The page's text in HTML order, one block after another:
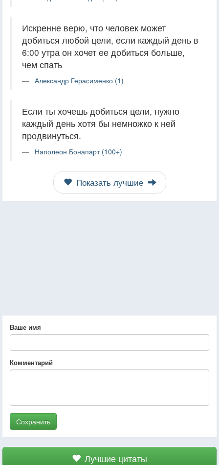
Искренне верю, что человек может
добиться любой цели, если каждый день в
6:00 утра он хочет ее добиться больше,
чем спать
Александр Герасименко (1)
Если ты хочешь добиться цели, нужно
каждый день хотя бы немножко к ней
продвинуться.
Наполеон Бонапарт (100+)
Показать лучшие
Ваше имя
Комментарий
Сохранить
Лучшие цитаты